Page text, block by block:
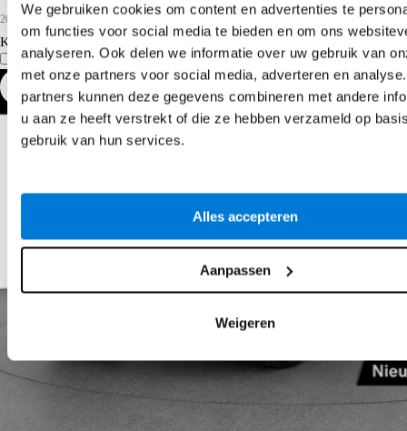
We gebruiken cookies om content en advertenties te
om functies voor social media te bieden en om ons
analyseren. Ook delen we informatie over uw gebruik van
met onze partners voor social media, adverteren en
partners kunnen deze gegevens combineren met andere
u aan ze heeft verstrekt of die ze hebben verzameld op
gebruik van hun services.
Alles accepteren
Aanpassen
Weigeren
2023 86.815 km Hybride benzine
Kopen
Vergelijk Details